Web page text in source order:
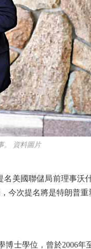
。 資料圖片
美國聯儲局前理事沃
今次提名將是特朗普重
士學位，曾於2006年